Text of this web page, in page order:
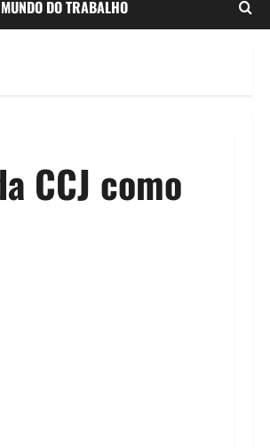
MUNDO DO TRABALHO
CCJ como